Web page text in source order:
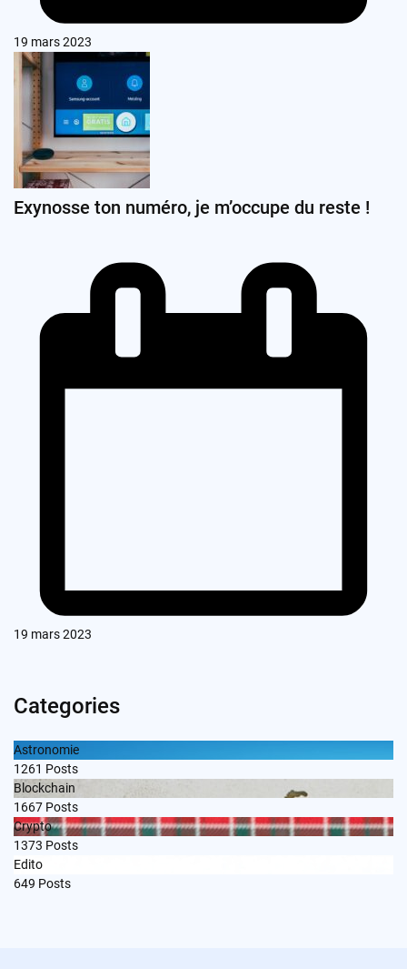
19 mars 2023
Exynosse ton numéro, je m’occupe du reste !
19 mars 2023
Categories
Astronomie
1261 Posts
Blockchain
1667 Posts
Crypto
1373 Posts
Edito
649 Posts